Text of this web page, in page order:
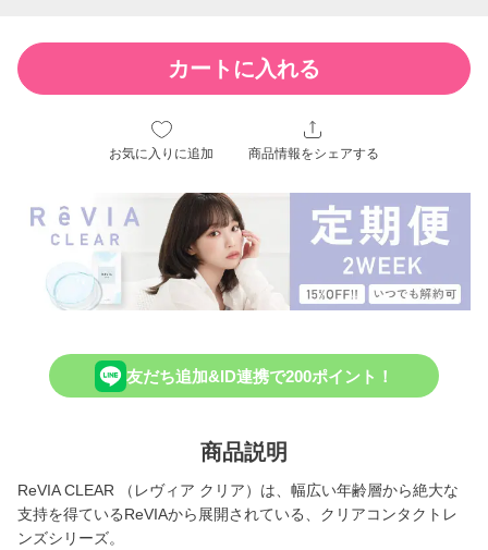
カートに入れる
お気に入りに追加 商品情報をシェアする
友だち追加&ID連携で200ポイント！
商品説明
ReVIA CLEAR （レヴィア クリア）は、幅広い年齢層から絶大な
支持を得ているReVIAから展開されている、クリアコンタクトレ
ンズシリーズ。